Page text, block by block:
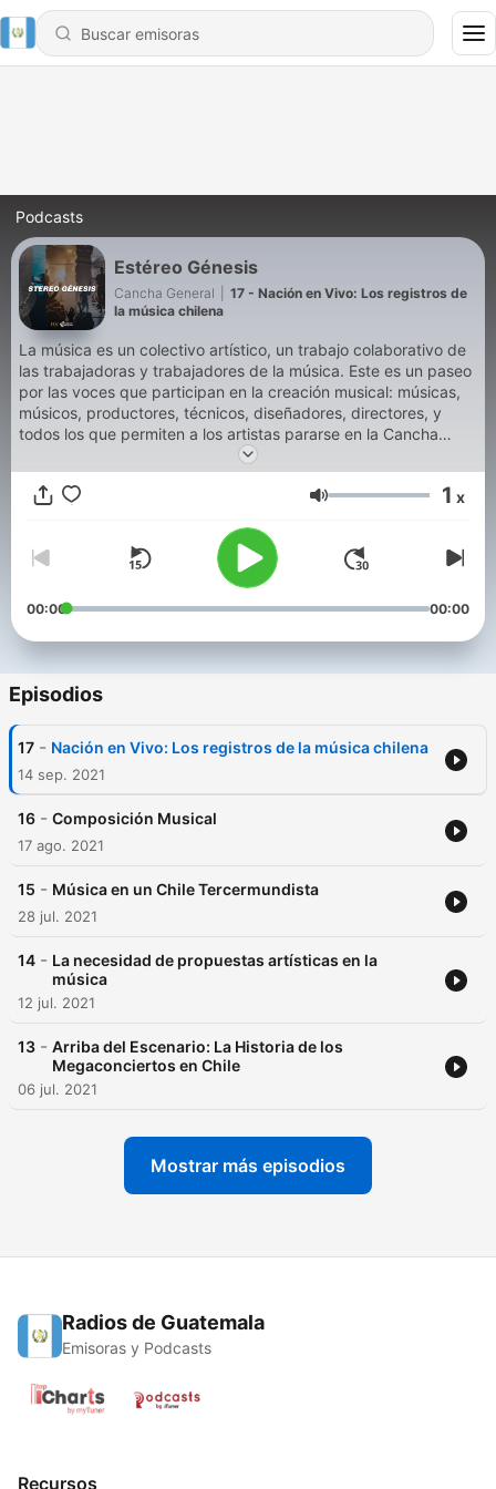
Podcasts
Estéreo Génesis
Cancha General
17 - Nación en Vivo: Los registros de
la música chilena
La música es un colectivo artístico, un trabajo colaborativo de
las trabajadoras y trabajadores de la música. Este es un paseo
por las voces que participan en la creación musical: músicas,
músicos, productores, técnicos, diseñadores, directores, y
todos los que permiten a los artistas pararse en la Cancha
General para hacer del arte de la música un espacio de
catarsis.
Volumen 1 x
00:00 00:00
Episodios
17 - Nación en Vivo: Los registros de la música chilena
14 sep. 2021
16 - Composición Musical
17 ago. 2021
15 - Música en un Chile Tercermundista
28 jul. 2021
14 - La necesidad de propuestas artísticas en la
música
12 jul. 2021
13 - Arriba del Escenario: La Historia de los
Megaconciertos en Chile
06 jul. 2021
Mostrar más episodios
Radios de Guatemala
Emisoras y Podcasts
Recursos